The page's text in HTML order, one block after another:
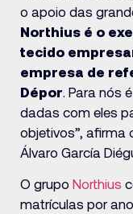
o apoio das
Northius é o
tecido
empresa de
Dépor . Para nós
dadas com eles
objetivos”, afirma
Álvaro García
O grupo Northius
matrículas por